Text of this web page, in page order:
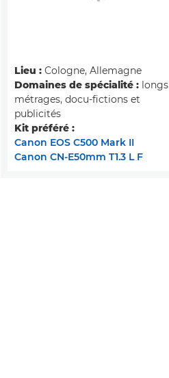
Lieu : Cologne, Allemagne
Domaines de spécialité : longs
métrages, docu-fictions et
publicités
Kit préféré :
Canon EOS C500 Mark II
Canon CN-E50mm T1.3 L F